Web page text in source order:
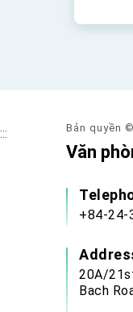
::: Bản quyền
Văn
+84-24-
20A/
Bach